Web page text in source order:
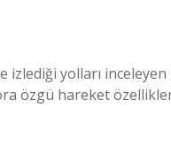
izlediği yolları
özgü hareket